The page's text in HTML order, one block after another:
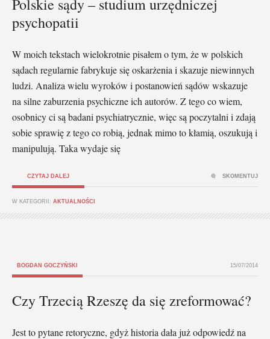
Polskie sądy – studium urzędniczej
psychopatii
W moich tekstach wielokrotnie pisałem o tym, że w polskich
sądach regularnie fabrykuje się oskarżenia i skazuje niewinnych
ludzi. Analiza wielu wyroków i postanowień sądów wskazuje
na silne zaburzenia psychiczne ich autorów. Z tego co wiem,
osobnicy ci są badani psychiatrycznie, więc są poczytalni i zdają
sobie sprawię z tego co robią, jednak mimo to kłamią, oszukują i
manipulują. Taka wydaje się
CZYTAJ DALEJ
W KATEGORII: AKTUALNOŚCI
SKOMENTUJ
BOGDAN GOCZYŃSKI 15/07/2014
Czy Trzecią Rzeszę da się zreformować?
Jest to pytane retoryczne, gdyż historia dała już odpowiedź na